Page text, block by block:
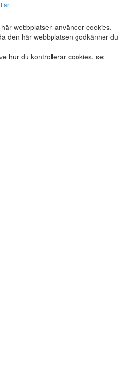
webbplatsen använder cookies.
den här webbplatsen godkänner du
hur du kontrollerar cookies, se: